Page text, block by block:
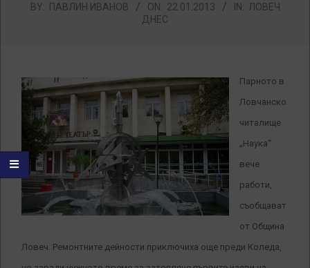
BY: ПАВЛИН ИВАНОВ ON: 22.01.2013 IN: ЛОВЕЧ
ДНЕС
Парното в
Ловчанско
читалище
„Наука“
вече
работи,
съобщават
от Община
Ловеч. Ремонтните дейности приключиха още преди Коледа,